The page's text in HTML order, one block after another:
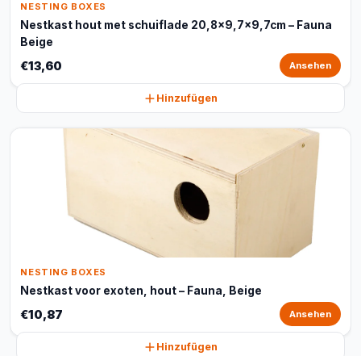
NESTING BOXES
Nestkast hout met schuiflade 20,8x9,7x9,7cm – Fauna
Beige
€13,60 Ansehen
Hinzufügen
NESTING BOXES
Nestkast voor exoten, hout – Fauna, Beige
€10,87 Ansehen
Hinzufügen